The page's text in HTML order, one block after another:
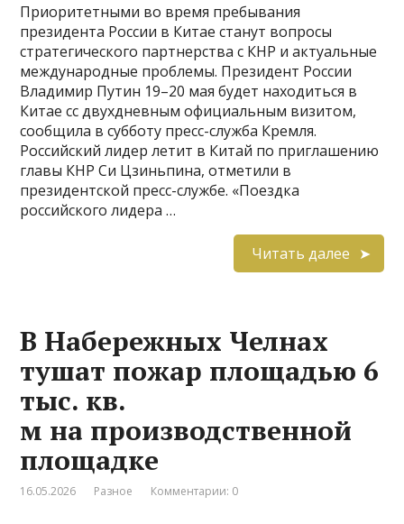
Приоритетными во время пребывания
президента России в Китае станут вопросы
стратегического партнерства с КНР и актуальные
международные проблемы. Президент России
Владимир Путин 19–20 мая будет находиться в
Китае сс двухдневным официальным визитом,
сообщила в субботу пресс-служба Кремля.
Российский лидер летит в Китай по приглашению
главы КНР Си Цзиньпина, отметили в
президентской пресс-службе. «Поездка
российского лидера …
Читать далее
В Набережных Челнах
тушат пожар площадью 6
тыс. кв.
м на производственной
площадке
16.05.2026 Разное Комментарии: 0